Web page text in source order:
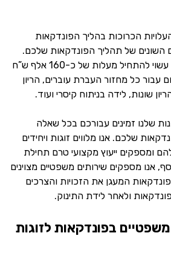
הכרוכות בהליך הפונדקאות
השונים של תהליך הפונדקאות שלכם.
הליך פונדקאות בישראל עשוי להתחיל מעלות של כ-160 אלף ש”ח
עבור כל מחזור העברת עוברים, הריון
שונות, לידה בניתוח קיסרי ועוד.
שלנו זמינים עבורכם בכל שאלה
שלכם. אנו מלווים זוגות ויחידים
ומספקים ייעוץ מקצועי טרם תחילת
אנו מספקים שירותים משפטיים מצוינים
המעגן את הזכויות והצרכים
ולאחר לידת התינוק.
משפטיים בפונדקאות לזוגות